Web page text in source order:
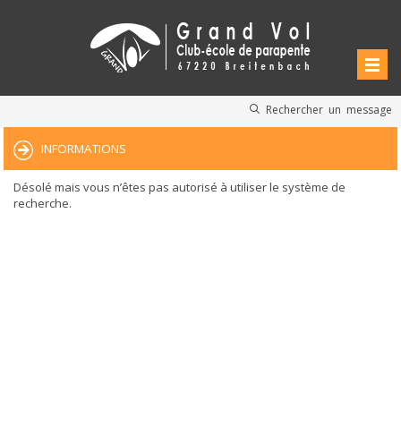
Rechercher un message
INFORMATIONS
Désolé mais vous n’êtes pas autorisé à utiliser le système de
recherche.